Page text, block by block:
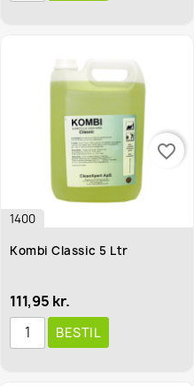
1400
Kombi Classic 5 Ltr
111,95 kr.
BESTIL
favorite_border